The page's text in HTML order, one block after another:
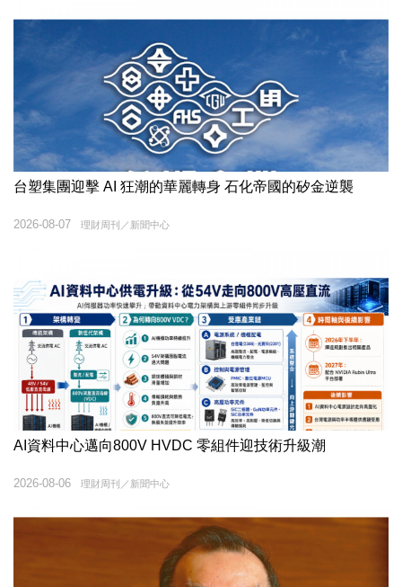
台塑集團迎擊 AI 狂潮的華麗轉身 石化帝國的矽金逆襲
理財周刊／新聞中心
2026-08-07
AI資料中心邁向800V HVDC 零組件迎技術升級潮
理財周刊／新聞中心
2026-08-06